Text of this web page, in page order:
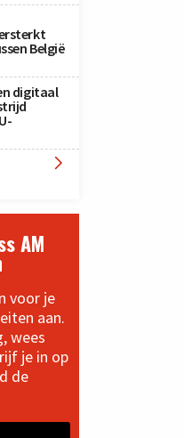
België
digitaal

AM
voor je
aan.
wees
je in op
de